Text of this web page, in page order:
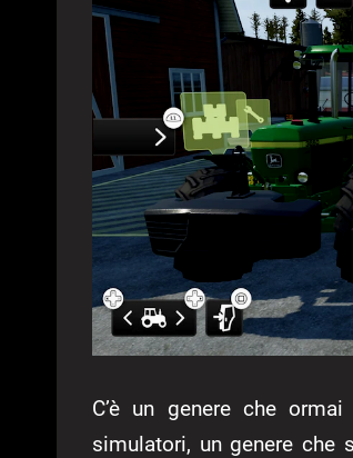
C’è un genere che
simulatori, un genere che